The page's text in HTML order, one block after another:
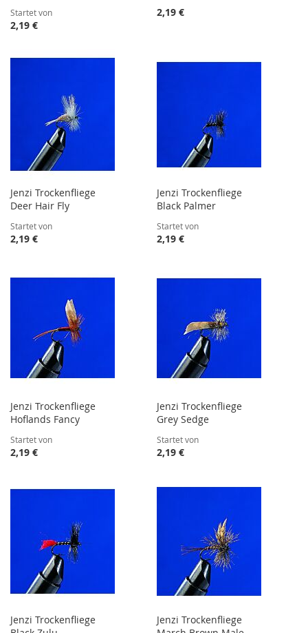
Startet von
2,19 €
2,19 €
Jenzi Trockenfliege
Deer Hair Fly
Startet von
2,19 €
Jenzi Trockenfliege
Black Palmer
Startet von
2,19 €
Jenzi Trockenfliege
Hoflands Fancy
Startet von
2,19 €
Jenzi Trockenfliege
Grey Sedge
Startet von
2,19 €
Jenzi Trockenfliege
Jenzi Trockenfliege